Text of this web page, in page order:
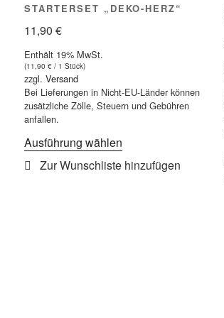
STARTERSET „DEKO-HERZ“
11,90€
Enthält 19% MwSt.
(11,90€ / 1 Stück)
zzgl.Versand
Bei Lieferungen in Nicht-EU-Länder können
zusätzliche Zölle, Steuern und Gebühren
anfallen.
Ausführung wählen
Produkt